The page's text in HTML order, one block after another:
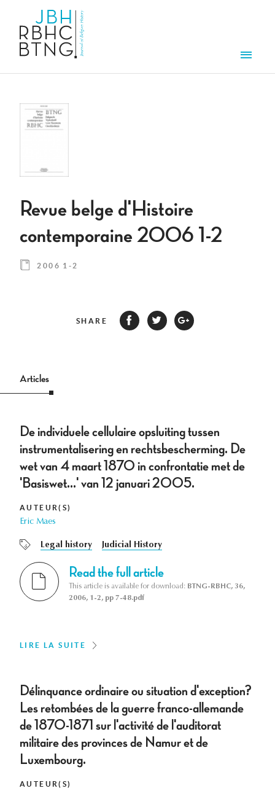
Revue belge d'Histoire
contemporaine 2006 1-2
2006 1-2
SHARE
Articles
De individuele cellulaire opsluiting tussen
instrumentalisering en rechtsbescherming. De
wet van 4 maart 1870 in confrontatie met de
'Basiswet…' van 12 januari 2005.
AUTEUR(S)
Eric Maes
Legal history Judicial History
Read the full article
This article is available for download: BTNG-RBHC, 36,
2006, 1-2, pp 7-48.pdf
LIRE LA SUITE
Délinquance ordinaire ou situation d'exception?
Les retombées de la guerre franco-allemande
de 1870-1871 sur l'activité de l'auditorat
militaire des provinces de Namur et de
Luxembourg.
AUTEUR(S)